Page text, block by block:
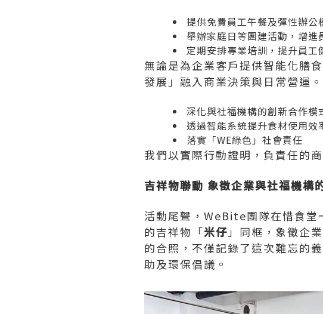
提供免費員工午餐及彈性辦公
舉辦家庭日等團建活動，增進
定期安排專業培訓，提升員工
無論是為企業客戶提供智能化膳
發展」融入商業決策與日常營運
深化與社福機構的創新合作模
透過智能系統提升食材使用效
落實「WE綠色」社會責任
我們以實際行動證明，負責任的
吉祥物聯動 象徵企業與社福機構
活動尾聲，WeBite團隊在惜食
的吉祥物「米仔 」同框，象徵企
的合照，不僅記錄了這次難忘的
助及環保倡議。